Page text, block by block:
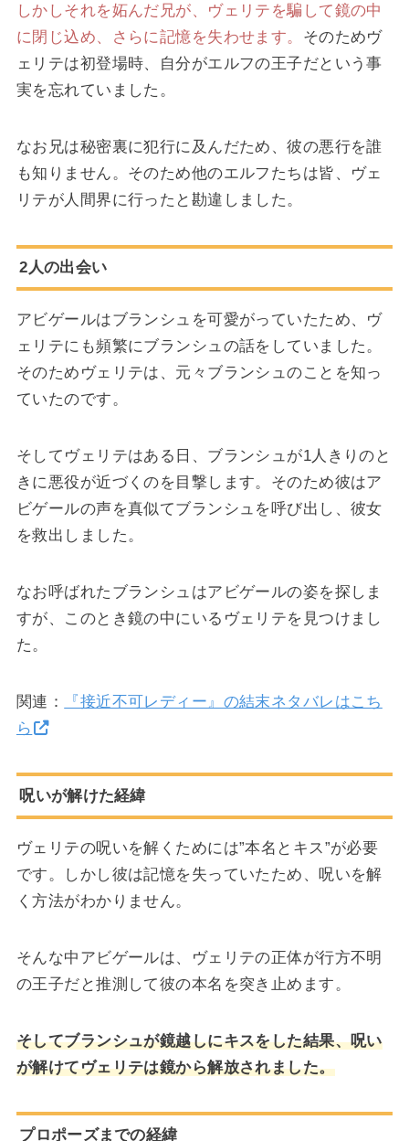
しかしそれを妬んだ兄が、ヴェリテを騙して鏡の中
に閉じ込め、さらに記憶を失わせます。 そのためヴ
ェリテは初登場時、自分がエルフの王子だという事
実を忘れていました。
なお兄は秘密裏に犯行に及んだため、彼の悪行を誰
も知りません。そのため他のエルフたちは皆、ヴェ
リテが人間界に行ったと勘違しました。
2人の出会い
アビゲールはブランシュを可愛がっていたため、ヴ
ェリテにも頻繁にブランシュの話をしていました。
そのためヴェリテは、元々ブランシュのことを知っ
ていたのです。
そしてヴェリテはある日、ブランシュが1人きりのと
きに悪役が近づくのを目撃します。そのため彼はア
ビゲールの声を真似てブランシュを呼び出し、彼女
を救出しました。
なお呼ばれたブランシュはアビゲールの姿を探しま
すが、このとき鏡の中にいるヴェリテを見つけまし
た。
関連：
『接近不可レディー』の結末ネタバレはこち
ら
呪いが解けた経緯
ヴェリテの呪いを解くためには”本名とキス”が必要
です。しかし彼は記憶を失っていたため、呪いを解
く方法がわかりません。
そんな中アビゲールは、ヴェリテの正体が行方不明
の王子だと推測して彼の本名を突き止めます。
そしてブランシュが鏡越しにキスをした結果、呪い
が解けてヴェリテは鏡から解放されました。
プロポーズまでの経緯